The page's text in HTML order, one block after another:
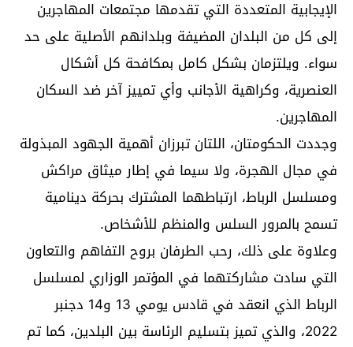
الإيجابية المتعددة التي تقدمها مجتمعات المهاجرين
إلى كل من البلدان المضيفة وبلدانهم الأصلية على حد
سواء. ويلتزمان بشكل كامل بمكافحة كل أشكال
العنصرية، وكراهية الأجانب وأي تمييز آخر ضد السكان
المهاجرين.
وجددت الحكومتان، اللتان تبرزان أهمية الجهود المبذولة
في مجال الهجرة، ولا سيما في إطار ميثاق مراكش
ومسلسل الرباط، ارتباطهما المشترك بحركة دينامية
تسمح بالمرور السلس والمنظم للأشخاص.
وعلاوة على ذلك، رحب الطرفان بروح التفاهم والتعاون
التي سادت مشاركتهما في المؤتمر الوزاري لمسلسل
الرباط الذي انعقد في قادس يومي 13 و14 دجنبر
2022، والذي تميز بتسليم الرئاسة بين البلدين، كما تم